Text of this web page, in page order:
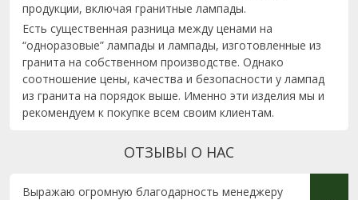
продукции, включая гранитные лампады.
Есть существенная разница между ценами на
“одноразовые” лампады и лампады, изготовленные из
гранита на собственном производстве. Однако
соотношение цены, качества и безопасности у лампад
из гранита на порядок выше. Именно эти изделия мы и
рекомендуем к покупке всем своим клиентам.
ОТЗЫВЫ О НАС
Выражаю огромную благодарность менеджеру